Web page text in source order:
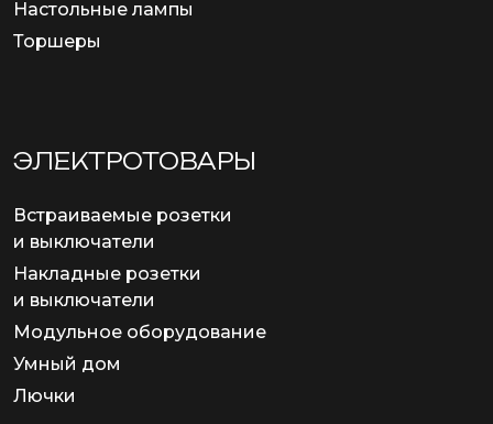
Настольные лампы
Торшеры
ЭЛЕКТРОТОВАРЫ
Встраиваемые розетки
и выключатели
Накладные розетки
и выключатели
Модульное оборудование
Умный дом
Лючки